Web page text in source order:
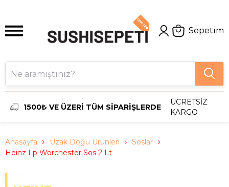
Sepetim
1500₺ VE ÜZERİ TÜM SİPARİŞLERDE
ÜCRETSİZ
KARGO
Anasayfa Uzak Doğu Ürünleri
Soslar
Heinz Lp Worchester Sos 2 Lt